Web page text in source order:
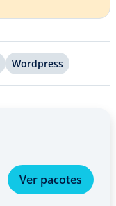
Wordpress
Ver pacotes